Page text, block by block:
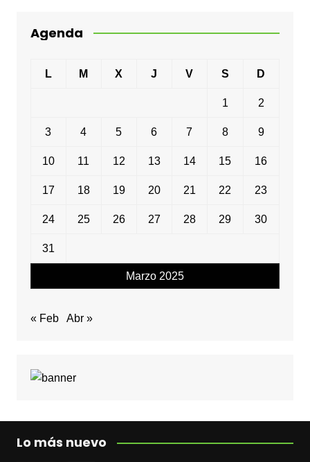
Agenda
Marzo 2025
L M X J V S D
1 2
3 4 5 6 7 8 9
10 11 12 13 14 15 16
17 18 19 20 21 22 23
24 25 26 27 28 29 30
31
« Feb Abr »
Lo más nuevo